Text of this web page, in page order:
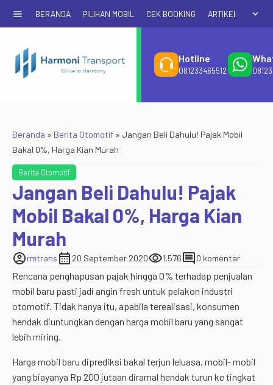
menu BERANDA PILIHAN MOBIL CEK BOOKING ARTIKEL & PROMO
expand_more
Hotline
081233465512
Beranda » Berita Otomotif » Jangan Beli Dahulu! Pajak Mobil
Bakal 0%, Harga Kian Murah
Berita Otomotif
Jangan Beli Dahulu! Pajak
Mobil Bakal 0%, Harga Kian
Murah
account_circlermtrans calendar_month 20 September 2020visibility1.576comment0 komentar
Rencana penghapusan pajak hingga 0% terhadap penjualan
mobil baru pasti jadi angin fresh untuk pelakon industri
otomotif. Tidak hanya itu, apabila terealisasi, konsumen
hendak diuntungkan dengan harga mobil baru yang sangat
lebih miring.
Harga mobil baru diprediksi bakal terjun leluasa, mobil- mobil
yang biayanya Rp 200 jutaan diramal hendak turun ke tingkat